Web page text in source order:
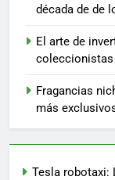
década de de
El arte de
Fragancias
más
Tesla robotaxi: